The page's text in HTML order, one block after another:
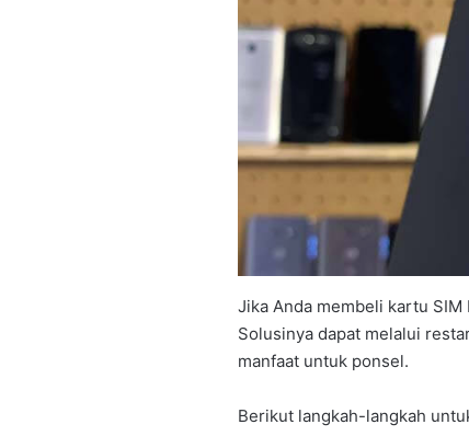
Jika Anda membeli kartu
Solusinya dapat melalui
manfaat untuk ponsel.
Berikut langkah-langkah